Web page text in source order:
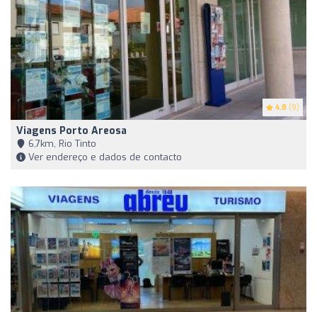
4.8 (9)
Viagens Porto Areosa
6,7km, Rio Tinto
Ver endereço e dados de contacto